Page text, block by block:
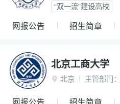
“双一流”建设高校
网报公告 招生简章
北京工商大学
 北京 主管部门：
网报公告 招生简章